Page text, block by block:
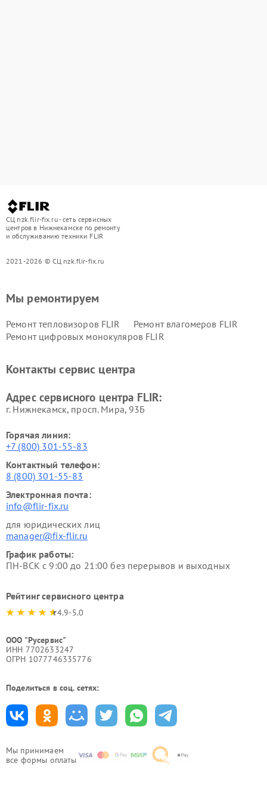
СЦ nzk.flir-fix.ru - сеть сервисных
центров в Нижнекамске по ремонту
и обслуживанию техники FLIR
2021-2026 © СЦ nzk.flir-fix.ru
Мы принимаем
все формы оплаты
Мы ремонтируем
Ремонт тепловизоров FLIR
Ремонт влагомеров FLIR
Ремонт цифровых монокуляров FLIR
Контакты сервис центра
Адрес сервисного центра FLIR:
г. Нижнекамск, просп. Мира, 93Б
Горячая линия:
+7 (800) 301-55-83
Контактный телефон:
8 (800) 301-55-83
Электронная почта:
info@flir-fix.ru
для юридических лиц
manager@fix-flir.ru
График работы:
ПН-ВСК с 9:00 до 21:00 без перерывов и выходных
Рейтинг сервисного центра
4.9-5.0
ООО "Русервис"
ИНН 7702633247
ОГРН 1077746335776
Поделиться в соц. сетях: